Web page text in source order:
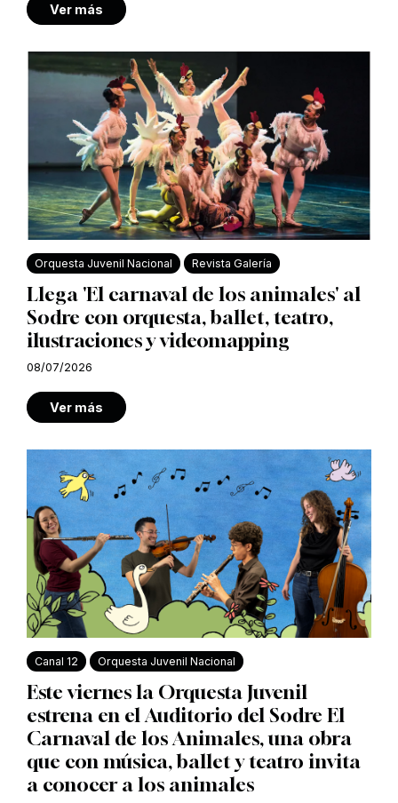
Ver más
Orquesta Juvenil Nacional Revista Galería
Llega 'El carnaval de los animales' al
Sodre con orquesta, ballet, teatro,
ilustraciones y videomapping
08/07/2026
Ver más
Canal 12 Orquesta Juvenil Nacional
Este viernes la Orquesta Juvenil
estrena en el Auditorio del Sodre El
Carnaval de los Animales, una obra
que con música, ballet y teatro invita
a conocer a los animales